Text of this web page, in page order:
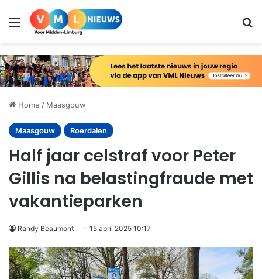
Menu
Home / Maasgouw
Maasgouw Roerdalen
Half jaar celstraf voor Peter
Gillis na belastingfraude met
vakantieparken
Randy Beaumont 15 april 2025 10:17